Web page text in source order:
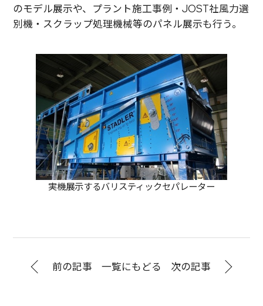
のモデル展示や、プラント施工事例・JOST社風力選
別機・スクラップ処理機械等のパネル展示も行う。
実機展示するバリスティックセパレーター
前の記事 一覧にもどる 次の記事